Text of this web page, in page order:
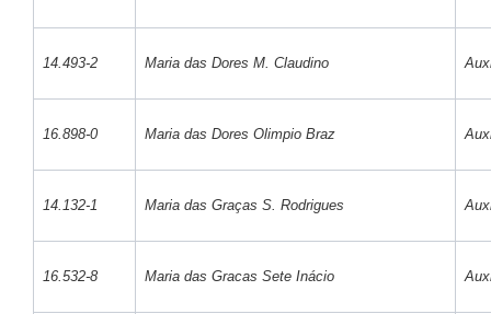
14.493-2 Maria das Dores M. Claudino
16.898-0 Maria das Dores Olimpio Braz
14.132-1 Maria das Graças S. Rodrigues
16.532-8 Maria das Gracas Sete Inácio